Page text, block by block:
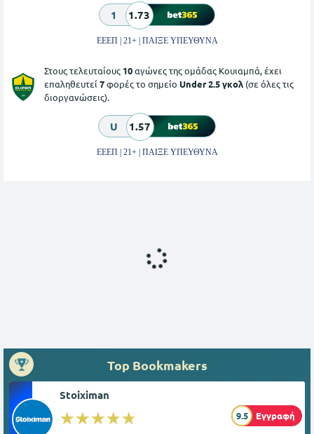
1 1.73
ΕΕΕΠ | 21+ | ΠΑΙΞΕ ΥΠΕΥΘΥΝΑ
Στους τελευταίους 10αγώνες της ομάδας Κουιαμπά, έχει
επαληθευτεί 7φορές το σημείο Under 2.5 γκολ (σε όλες τις
διοργανώσεις).
U 1.57
ΕΕΕΠ | 21+ | ΠΑΙΞΕ ΥΠΕΥΘΥΝΑ
Top Bookmakers
Stoiximan
☆☆☆☆☆
★★★★★ 9.5 Εγγραφή